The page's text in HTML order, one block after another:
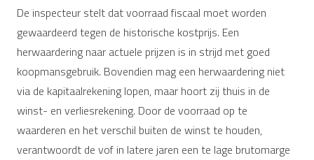
De inspecteur stelt dat voorraad fiscaal moet worden
gewaardeerd tegen de historische kostprijs. Een
herwaardering naar actuele prijzen is in strijd met goed
koopmansgebruik. Bovendien mag een herwaardering niet
via de kapitaalrekening lopen, maar hoort zij thuis in de
winst- en verliesrekening. Door de voorraad op te
waarderen en het verschil buiten de winst te houden,
verantwoordt de vof in latere jaren een te lage brutomarge